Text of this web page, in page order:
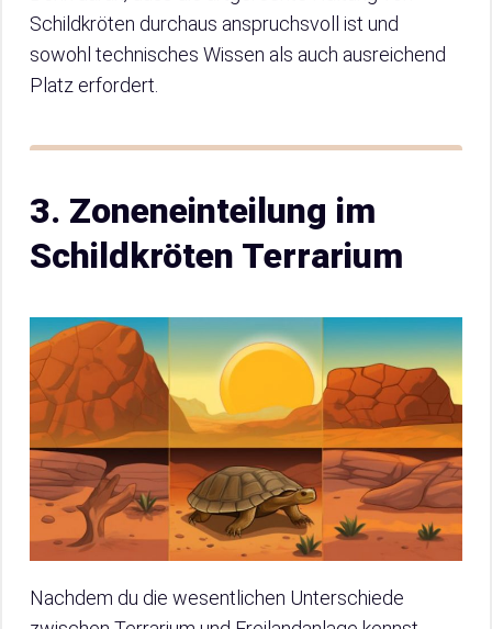
Schildkröten durchaus anspruchsvoll ist und
sowohl technisches Wissen als auch ausreichend
Platz erfordert.
3. Zoneneinteilung im
Schildkröten Terrarium
Nachdem du die wesentlichen Unterschiede